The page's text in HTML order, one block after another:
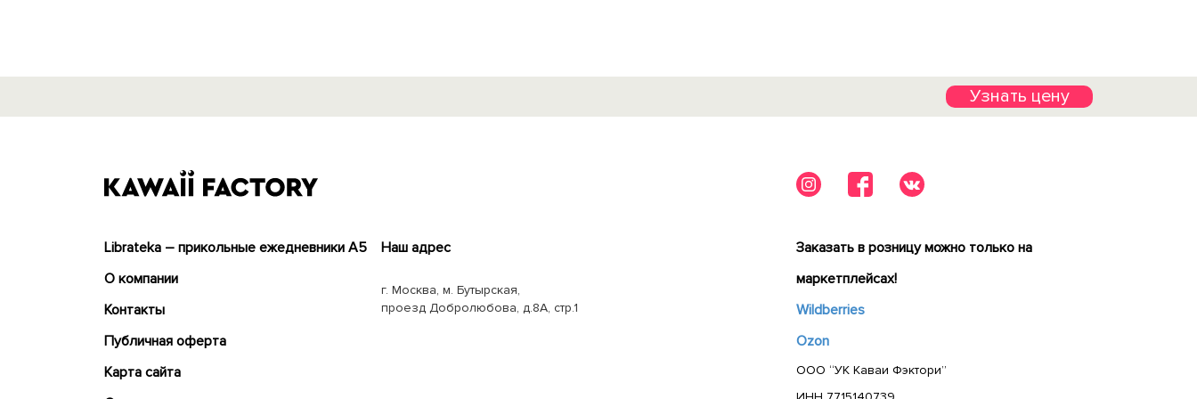
Узнать цену
Librateka – прикольные ежедневники А5
О компании
Контакты
Публичная оферта
Карта сайта
Наш адрес
г. Москва, м. Бутырская,
проезд Добролюбова, д.8А, стр.1
Заказать в розницу можно только на
маркетплейсах!
Wildberries
Ozon
ООО “УК Каваи Фэктори”